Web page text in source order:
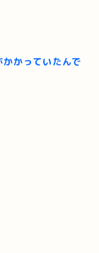
かっていたんで